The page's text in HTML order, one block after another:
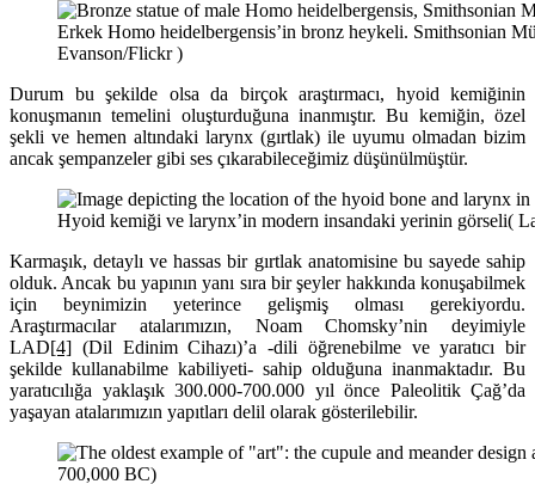
Erkek Homo heidelbergensis’in bronz heykeli. Smithsonian
Evanson/Flickr )
Durum bu şekilde olsa da birçok araştırmacı, hyoid kemiğinin
konuşmanın temelini oluşturduğuna inanmıştır. Bu kemiğin, özel
şekli ve hemen altındaki larynx (gırtlak) ile uyumu olmadan bizim
ancak şempanzeler gibi ses çıkarabileceğimiz düşünülmüştür.
Hyoid kemiği ve larynx’in modern insandaki yerinin görseli(
Karmaşık, detaylı ve hassas bir gırtlak anatomisine bu sayede sahip
olduk. Ancak bu yapının yanı sıra bir şeyler hakkında konuşabilmek
için beynimizin yeterince gelişmiş olması gerekiyordu.
Araştırmacılar atalarımızın, Noam Chomsky’nin deyimiyle
LAD[4] (Dil Edinim Cihazı)’a -dili öğrenebilme ve yaratıcı bir
şekilde kullanabilme kabiliyeti- sahip olduğuna inanmaktadır. Bu
yaratıcılığa yaklaşık 300.000-700.000 yıl önce Paleolitik Çağ’da
yaşayan atalarımızın yapıtları delil olarak gösterilebilir.